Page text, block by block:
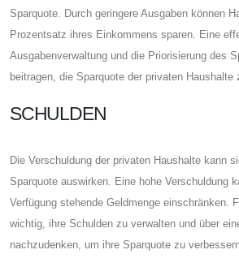
Sparquote. Durch geringere Ausgaben können
Prozentsatz ihres Einkommens sparen. Eine
Ausgabenverwaltung und die Priorisierung des
beitragen, die Sparquote der privaten Haushalte
SCHULDEN
Die Verschuldung der privaten Haushalte kann
Sparquote auswirken. Eine hohe Verschuldung
Verfügung stehende Geldmenge einschränken.
wichtig, ihre Schulden zu verwalten und über
nachzudenken, um ihre Sparquote zu